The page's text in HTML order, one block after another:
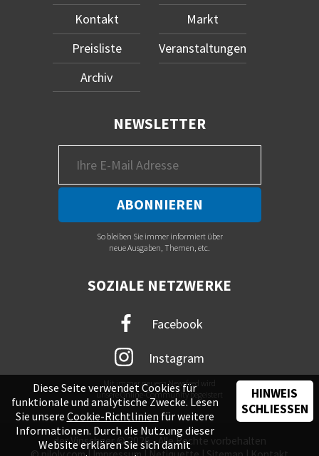
Kontakt
Preisliste
Archiv
Markt
Veranstaltungen
NEWSLETTER
So bleiben Sie immer informiert über
neue Ausgaben, Themen, etc.
SOZIALE NETZWERKE
Facebook
Instagram
Mit immer neuem Newsfeed wird
unsere Online-Community begeistert
der Vinschger © 2026 - Alle Rechte vorbehalten
Diese Seite verwendet Cookies für
funktionale und analytische Zwecke. Lesen
Sie unsere Cookie-Richtlinien für weitere
Informationen. Durch die Nutzung dieser
Website erklären Sie sich damit
HINWEIS
SCHLIESSEN